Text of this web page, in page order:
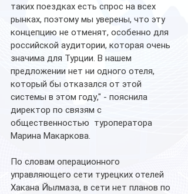
таких поездках есть спрос на всех
рынках, поэтому мы уверены, что эту
концепцию не отменят, особенно для
российской аудитории, которая очень
значима для Турции. В нашем
предложении нет ни одного отеля,
который бы отказался от этой
системы в этом году," - пояснила
директор по связям с
общественностью  туроператора
Марина Макаркова.
По словам операционного
управляющего сети турецких отелей
Хакана Йылмаза, в сети нет планов по